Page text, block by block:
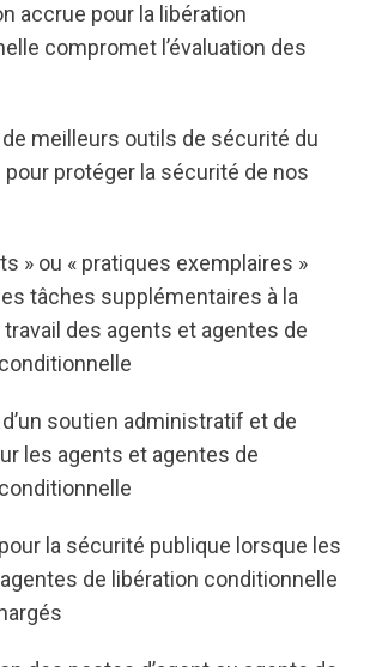
accrue pour la libération
compromet l’évaluation des
meilleurs outils de sécurité du
protéger la sécurité de nos
» ou « pratiques exemplaires »
tâches supplémentaires à la
travail des agents et agentes de
soutien administratif et de
les agents et agentes de
la sécurité publique lorsque les
de libération conditionnelle